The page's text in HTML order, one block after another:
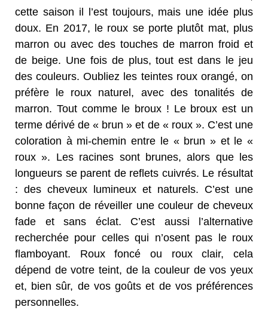
cette saison il l’est toujours, mais une idée plus
doux. En 2017, le roux se porte plutôt mat, plus
marron ou avec des touches de marron froid et
de beige. Une fois de plus, tout est dans le jeu
des couleurs. Oubliez les teintes roux orangé, on
préfère le roux naturel, avec des tonalités de
marron. Tout comme le broux ! Le broux est un
terme dérivé de « brun » et de « roux ». C’est une
coloration à mi-chemin entre le « brun » et le «
roux ». Les racines sont brunes, alors que les
longueurs se parent de reflets cuivrés. Le résultat
: des cheveux lumineux et naturels. C’est une
bonne façon de réveiller une couleur de cheveux
fade et sans éclat. C’est aussi l’alternative
recherchée pour celles qui n’osent pas le roux
flamboyant. Roux foncé ou roux clair, cela
dépend de votre teint, de la couleur de vos yeux
et, bien sûr, de vos goûts et de vos préférences
personnelles.